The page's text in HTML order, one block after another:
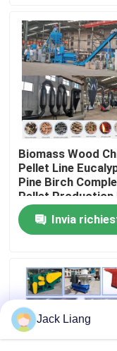
Mostra VR
Chi siamo
Fatory Tour
Controllo di
Contattaci
Macchina del
Fabbricazione di
Biomass Wood
Pellet Line
Pine Birch
Pellet Production
Invia
Jack Liang